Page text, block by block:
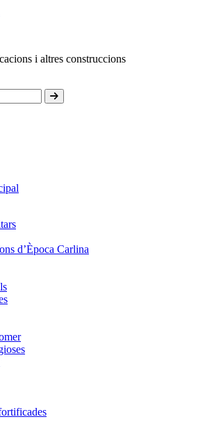
i altres construccions
d’Època Carlina